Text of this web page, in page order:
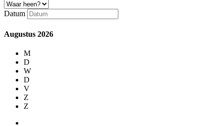
Datum
Augustus 2026
M
D
W
D
V
Z
Z